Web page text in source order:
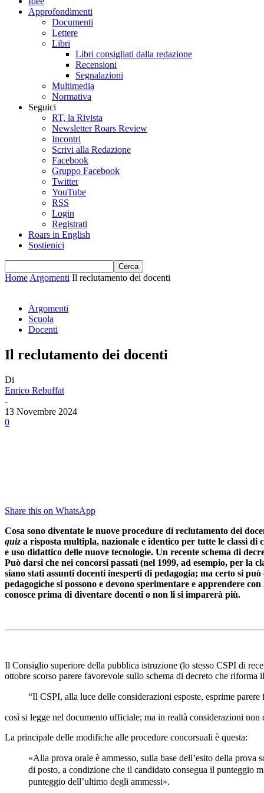
Approfondimenti
Documenti
Lettere
Libri
Libri consigliati dalla redazione
Recensioni
Segnalazioni
Multimedia
Normativa
Seguici
RT, la Rivista
Newsletter Roars Review
Incontri
Scrivi alla Redazione
Facebook
Gruppo Facebook
Twitter
YouTube
RSS
Login
Registrati
Roars in English
Sostienici
Home Argomenti Il reclutamento dei docenti
Argomenti
Scuola
Docenti
Il reclutamento dei docenti
Di
Enrico Rebuffat
-
13 Novembre 2024
0
Share this on WhatsApp
Cosa sono diventate le nuove procedure di reclutamento dei
quiz a risposta multipla, nazionale e identico per tutte le classi di
e uso didattico delle nuove tecnologie. Un recente schema di
Può darsi che nei concorsi passati (nel 1999, ad esempio, per
siano stati assunti docenti inesperti di pedagogia; ma certo si
pedagogiche si possono e devono sperimentare e apprendere
conosce prima di diventare docenti o non li si imparerà più.
Il Consiglio superiore della pubblica istruzione (lo stesso CSPI di
ottobre scorso parere favorevole sullo schema di decreto che
“Il CSPI, alla luce delle considerazioni esposte, esprime
così si legge nel documento ufficiale; ma in realtà considerazioni
La principale delle modifiche alle procedure concorsuali è questa:
«Alla prova orale è ammesso, sulla base dell’esito della
di posto, a condizione che il candidato consegua il punteggio
punteggio dell’ultimo degli ammessi».